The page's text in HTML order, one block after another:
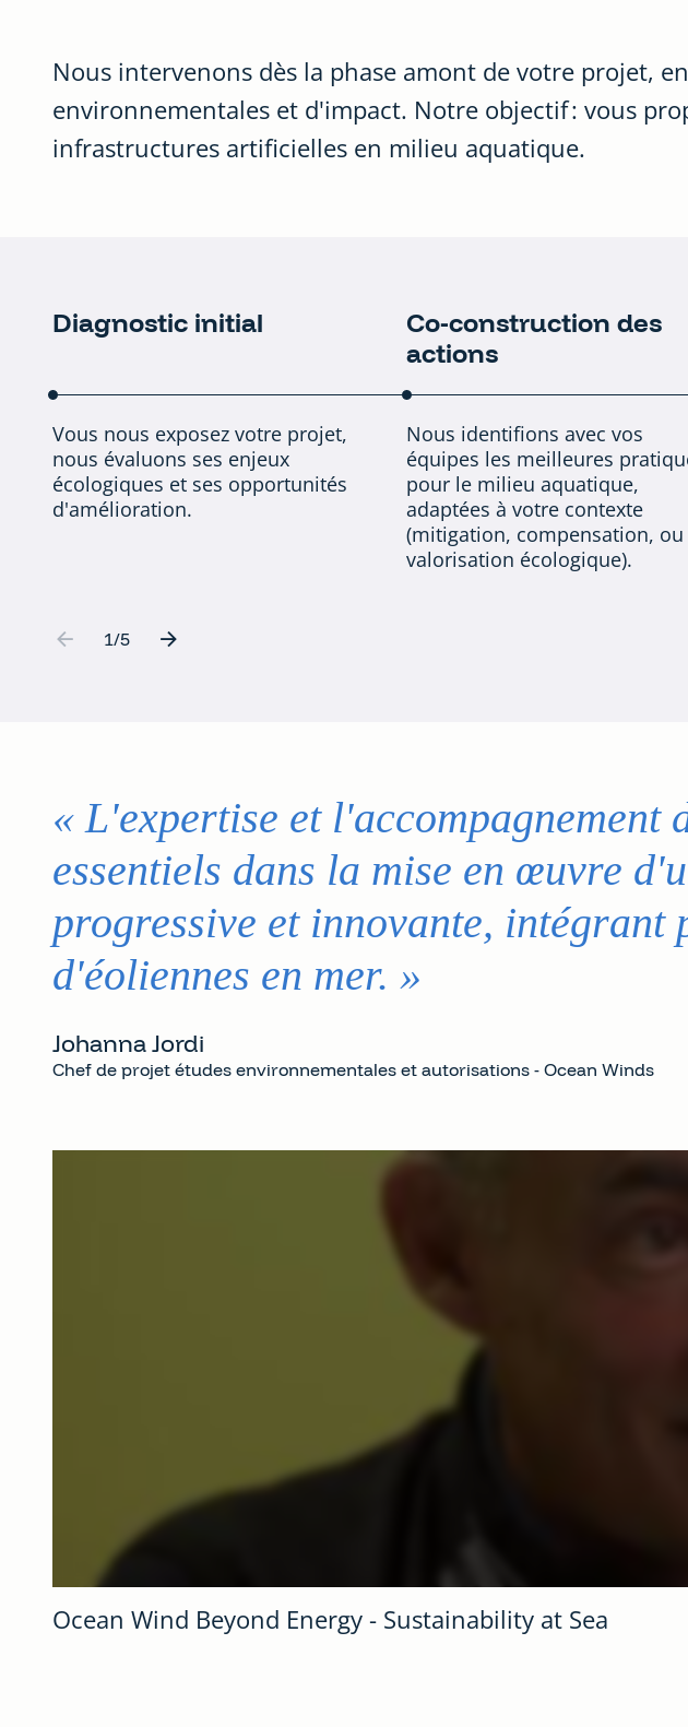
Nous intervenons dès la phase amont de votre projet,
environnementales et d'impact. Notre objectif : vous
infrastructures artificielles en milieu aquatique.
Carrousel 0
Diagnostic initial
Vous nous exposez votre projet,
nous évaluons ses enjeux
écologiques et ses opportunités
d'amélioration.
Co-construction des
actions
Nous identifions avec vos
équipes les meilleures
pour le milieu aquatique,
adaptées à votre contexte
(mitigation, compensation, ou
valorisation écologique).
Aller à l'élément précédent
1sur
/5
Carrousel 1
« L'expertise et l'accompagnement
essentiels dans la mise en œuvre
progressive et innovante,
d'éoliennes en mer. »
Johanna Jordi
Chef de projet études environnementales et autorisations - Ocean Winds
Ocean Wind Beyond Energy - Sustainability at Sea